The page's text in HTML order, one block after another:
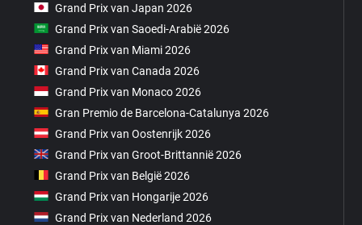
Grand Prix van Japan 2026
Grand Prix van Saoedi-Arabië 2026
Grand Prix van Miami 2026
Grand Prix van Canada 2026
Grand Prix van Monaco 2026
Gran Premio de Barcelona-Catalunya 2026
Grand Prix van Oostenrijk 2026
Grand Prix van Groot-Brittannië 2026
Grand Prix van België 2026
Grand Prix van Hongarije 2026
Grand Prix van Nederland 2026